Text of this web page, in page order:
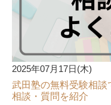
2025年07月17日(木)
武田塾の無料受験相談
相談・質問を紹介